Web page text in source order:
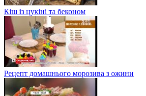
Кіш із цукіні та беконом
Рецепт домашнього морозива з ожини